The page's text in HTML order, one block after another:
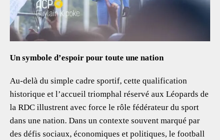
Un symbole d’espoir pour toute une nation
Au-delà du simple cadre sportif, cette qualification
historique et l’accueil triomphal réservé aux Léopards de
la RDC illustrent avec force le rôle fédérateur du sport
dans une nation. Dans un contexte souvent marqué par
des défis sociaux, économiques et politiques, le football